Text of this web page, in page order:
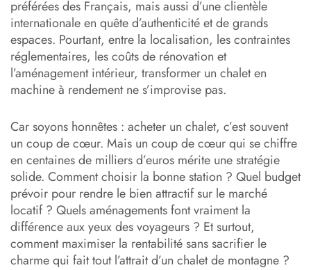
L’aménagement intérieur : le levier qui transforme un
chalet en pépite locative
Fiscalité et statut juridique : optimiser la rentabilité de
votre investissement
Les erreurs à éviter pour réussir son investissement locatif
dans un chalet
Faire appel à un architecte d’intérieur : un investissement
dans l’investissement
En résumé : les clés d’un investissement locatif dans un
chalet réussi
préférées des Français, mais aussi d’une clientèle
internationale en quête d’authenticité et de grands
espaces. Pourtant, entre la localisation, les contraintes
réglementaires, les coûts de rénovation et
l’aménagement intérieur, transformer un chalet en
machine à rendement ne s’improvise pas.
Car soyons honnêtes : acheter un chalet, c’est souvent
un coup de cœur. Mais un coup de cœur qui se chiffre
en centaines de milliers d’euros mérite une stratégie
solide. Comment choisir la bonne station ? Quel budget
prévoir pour rendre le bien attractif sur le marché
locatif ? Quels aménagements font vraiment la
différence aux yeux des voyageurs ? Et surtout,
comment maximiser la rentabilité sans sacrifier le
charme qui fait tout l’attrait d’un chalet de montagne ?